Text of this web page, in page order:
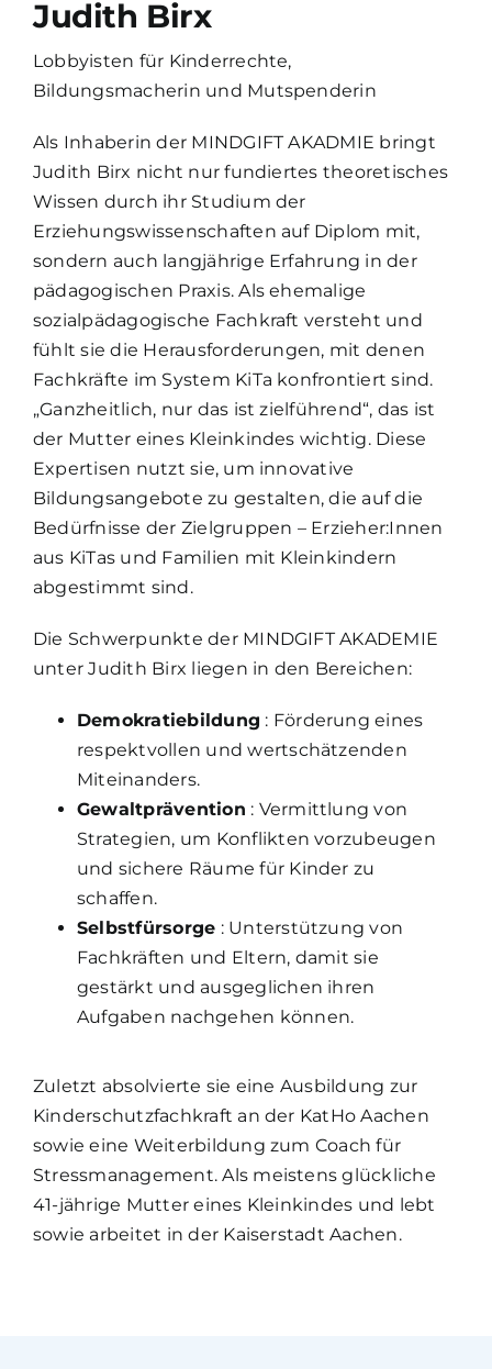
Judith Birx
Lobbyisten für Kinderrechte,
Bildungsmacherin und Mutspenderin
Als Inhaberin der MINDGIFT AKADMIE bringt
Judith Birx nicht nur fundiertes theoretisches
Wissen durch ihr Studium der
Erziehungswissenschaften auf Diplom mit,
sondern auch langjährige Erfahrung in der
pädagogischen Praxis. Als ehemalige
sozialpädagogische Fachkraft versteht und
fühlt sie die Herausforderungen, mit denen
Fachkräfte im System KiTa konfrontiert sind.
„Ganzheitlich, nur das ist zielführend“, das ist
der Mutter eines Kleinkindes wichtig. Diese
Expertisen nutzt sie, um innovative
Bildungsangebote zu gestalten, die auf die
Bedürfnisse der Zielgruppen – Erzieher:Innen
aus KiTas und Familien mit Kleinkindern
abgestimmt sind.
Die Schwerpunkte der MINDGIFT AKADEMIE
unter Judith Birx liegen in den Bereichen:
Demokratiebildung : Förderung eines
respektvollen und wertschätzenden
Miteinanders.
Gewaltprävention : Vermittlung von
Strategien, um Konflikten vorzubeugen
und sichere Räume für Kinder zu
schaffen.
Selbstfürsorge : Unterstützung von
Fachkräften und Eltern, damit sie
gestärkt und ausgeglichen ihren
Aufgaben nachgehen können.
Zuletzt absolvierte sie eine Ausbildung zur
Kinderschutzfachkraft an der KatHo Aachen
sowie eine Weiterbildung zum Coach für
Stressmanagement. Als meistens glückliche
41-jährige Mutter eines Kleinkindes und lebt
sowie arbeitet in der Kaiserstadt Aachen.